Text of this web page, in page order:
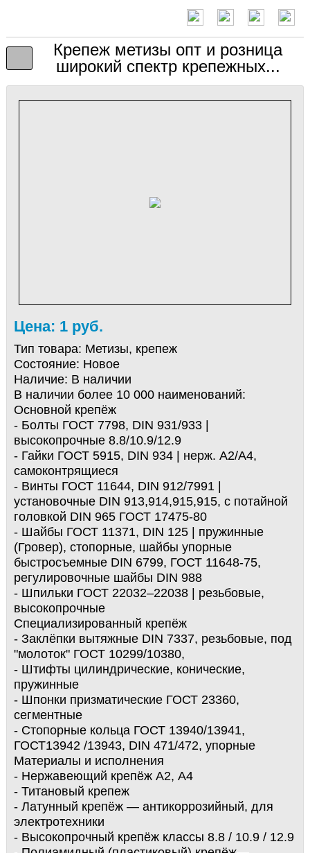
Крепеж метизы опт и розница
широкий спектр крепежных...
Цена: 1 руб.
Тип товара: Метизы, крепеж
Состояние: Новое
Наличие: В наличии
В наличии более 10 000 наименований:
Основной крепёж
- Болты ГОСТ 7798, DIN 931/933 |
высокопрочные 8.8/10.9/12.9
- Гайки ГОСТ 5915, DIN 934 | нерж. А2/А4,
самоконтрящиеся
- Винты ГОСТ 11644, DIN 912/7991 |
установочные DIN 913,914,915,915, с потайной
головкой DIN 965 ГОСТ 17475-80
- Шайбы ГОСТ 11371, DIN 125 | пружинные
(Гровер), стопорные, шайбы упорные
быстросъемные DIN 6799, ГОСТ 11648-75,
регулировочные шайбы DIN 988
- Шпильки ГОСТ 22032–22038 | резьбовые,
высокопрочные
Специализированный крепёж
- Заклёпки вытяжные DIN 7337, резьбовые, под
"молоток" ГОСТ 10299/10380,
- Штифты цилиндрические, конические,
пружинные
- Шпонки призматические ГОСТ 23360,
сегментные
- Стопорные кольца ГОСТ 13940/13941,
ГОСТ13942 /13943, DIN 471/472, упорные
Материалы и исполнения
- Нержавеющий крепёж А2, А4
- Титановый крепеж
- Латунный крепёж — антикоррозийный, для
электротехники
- Высокопрочный крепёж классы 8.8 / 10.9 / 12.9